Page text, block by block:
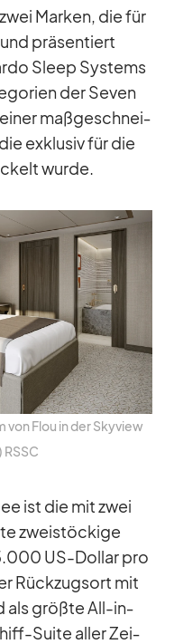
Mar­ken, die für
prä­sen­tiert
Sleep Sys­tems
der Se­ven
maß­ge­schnei­
ex­klu­siv für die
wurde.
Flou in der Sky­view
ist die mit zwei
zwei­stö­ckige
US-Dol­lar pro
Rück­zugs­ort mit
als größte All-in­
Suite al­ler Zei­